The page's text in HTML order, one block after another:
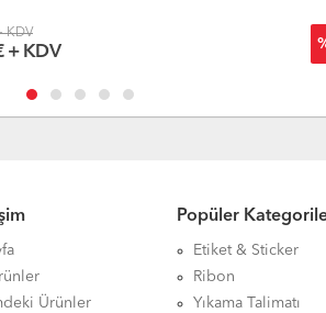
KDV
+ KDV
Ürünler
Popüler
Etiket & Sticker
Ribon
Yıkama Talimatı